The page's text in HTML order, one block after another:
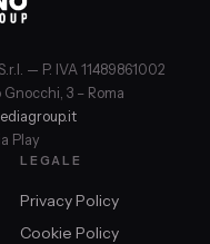
— P. IVA 11489861002
3 – Roma
Play
LEGALE
Privacy Policy
Cookie Policy